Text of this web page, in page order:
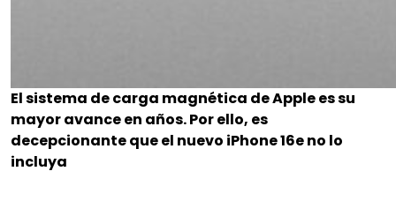
El sistema de carga magnética de Apple es su
mayor avance en años. Por ello, es
decepcionante que el nuevo iPhone 16e no lo
incluya